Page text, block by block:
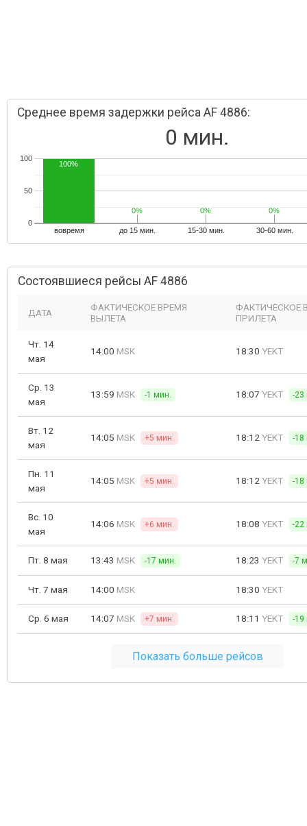
Среднее время задержки рейса AF 4886:
0 мин.
вовремя до 15 мин. 15-30 мин. 30-60 мин.
0
50
100
100%
0%
0% 0%
0% 0%
0%
Состоявшиеся рейсы AF 4886
ДАТА
ФАКТИЧЕСКОЕ ВРЕМЯ
ВЫЛЕТА
ФАКТИЧЕСКОЕ
ПРИЛЕТА
Чт. 14
мая
14:00 MSK 18:30 YEKT
Ср. 13
мая
13:59 MSK -1 мин. 18:07 YEKT -23
Вт. 12
мая
14:05 MSK +5 мин. 18:12 YEKT -18
Пн. 11
мая
14:05 MSK +5 мин. 18:12 YEKT -18
Вс. 10
мая
14:06 MSK +6 мин. 18:08 YEKT -22
Пт. 8 мая 13:43 MSK -17 мин. 18:23 YEKT -7
Чт. 7 мая 14:00 MSK 18:30 YEKT
Ср. 6 мая 14:07 MSK +7 мин. 18:11 YEKT -19
Показать больше рейсов